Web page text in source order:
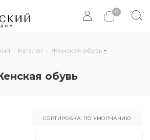
0
- Каталог - Женская обувь
обувь
СОРТИРОВКА: ПО УМОЛЧАНИЮ